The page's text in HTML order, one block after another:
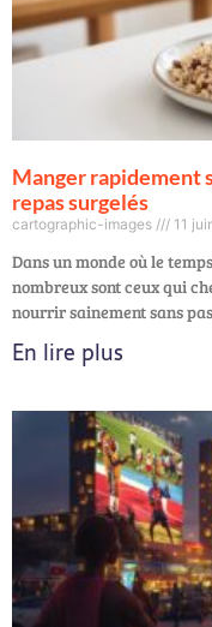
Manger rapidement
repas surgelés
cartographic-images 11
Dans un monde où le
nombreux sont ceux qui
nourrir sainement sans
En lire plus